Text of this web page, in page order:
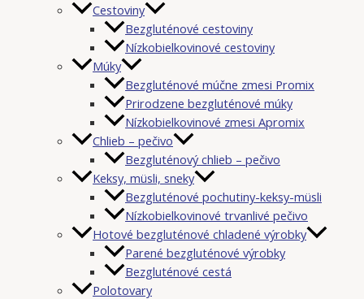
Cestoviny
Bezgluténové cestoviny
Nízkobielkovinové cestoviny
Múky
Bezgluténové múčne zmesi Promix
Prirodzene bezgluténové múky
Nízkobielkovinové zmesi Apromix
Chlieb – pečivo
Bezgluténový chlieb – pečivo
Keksy, müsli, sneky
Bezgluténové pochutiny-keksy-müsli
Nízkobielkovinové trvanlivé pečivo
Hotové bezgluténové chladené výrobky
Parené bezgluténové výrobky
Bezgluténové cestá
Polotovary